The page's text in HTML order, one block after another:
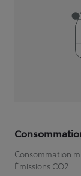
Consommation
Émissions CO2